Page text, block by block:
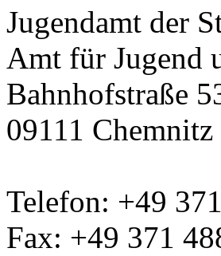
Jugendamt der
Amt für Jugend
Bahnhofstraße
09111 Chemnitz
Telefon: +49
Fax: +49 371